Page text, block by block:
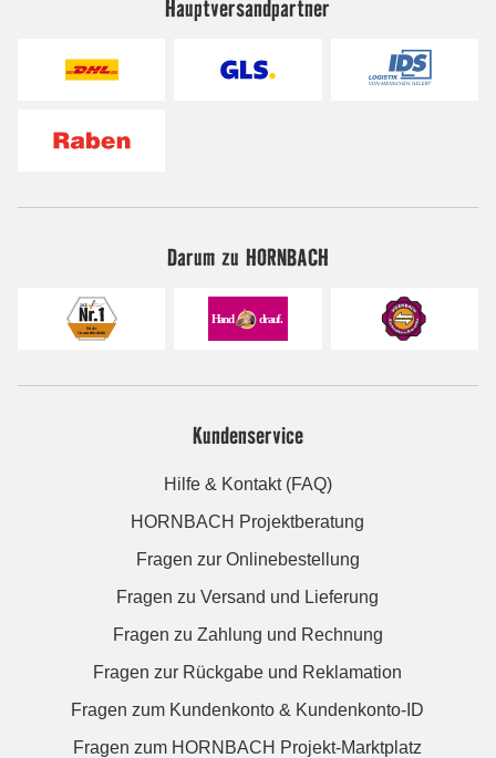
Hauptversandpartner
Darum zu HORNBACH
Kundenservice
Hilfe & Kontakt (FAQ)
HORNBACH Projektberatung
Fragen zur Onlinebestellung
Fragen zu Versand und Lieferung
Fragen zu Zahlung und Rechnung
Fragen zur Rückgabe und Reklamation
Fragen zum Kundenkonto & Kundenkonto-ID
Fragen zum HORNBACH Projekt-Marktplatz